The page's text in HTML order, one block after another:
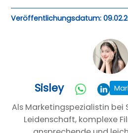
Veröffentlichungsdatum:
Sisley
Als Marketingspezialistin bei
Leidenschaft, komplexe